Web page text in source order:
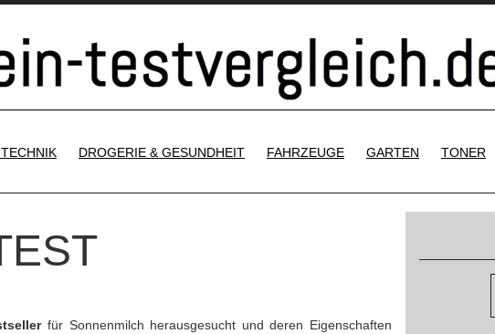
DROGERIE & GESUNDHEIT FAHRZEUGE GARTEN TONER
für Sonnenmilch herausgesucht und deren Eigenschaften